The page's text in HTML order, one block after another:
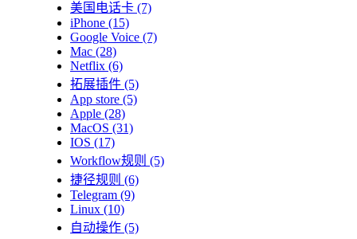
美国电话卡 (7)
iPhone (15)
Google Voice (7)
Mac (28)
Netflix (6)
拓展插件 (5)
App store (5)
Apple (28)
MacOS (31)
IOS (17)
Workflow规则 (5)
捷径规则 (6)
Telegram (9)
Linux (10)
自动操作 (5)